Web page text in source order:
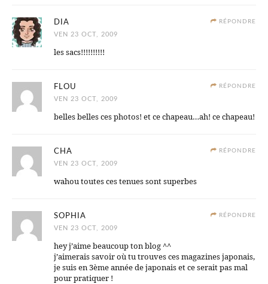
RÉPONDRE
DIA
VEN 23 OCT, 2009
les sacs!!!!!!!!!!
RÉPONDRE
FLOU
VEN 23 OCT, 2009
belles belles ces photos! et ce chapeau…ah! ce chapeau!
RÉPONDRE
CHA
VEN 23 OCT, 2009
wahou toutes ces tenues sont superbes
RÉPONDRE
SOPHIA
VEN 23 OCT, 2009
hey j’aime beaucoup ton blog ^^
j’aimerais savoir où tu trouves ces magazines japonais,
je suis en 3ème année de japonais et ce serait pas mal
pour pratiquer !